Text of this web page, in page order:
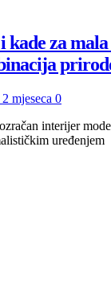
kade za
2 mjeseca 0